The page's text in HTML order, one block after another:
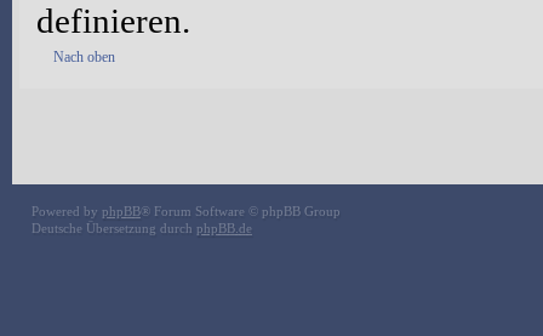
definieren.
Nach oben
Powered by phpBB® Forum Software © phpBB Group
Deutsche Übersetzung durch phpBB.de